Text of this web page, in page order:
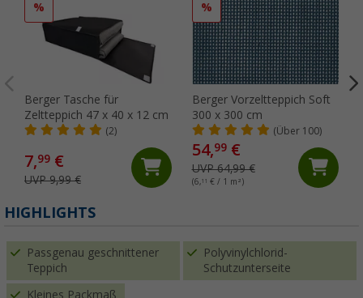
%
Berger Tasche für
Zeltteppich 47 x 40 x 12 cm
(2)
7,99 €
UVP 9,99 €
%
Berger Vorzeltteppich Soft
300 x 300 cm
(Über 100)
54,99€
UVP 64,99 €
(6,11 € / 1 m²)
HIGHLIGHTS
Passgenau geschnittener
Teppich
Polyvinylchlorid-
Schutzunterseite
Kleines Packmaß